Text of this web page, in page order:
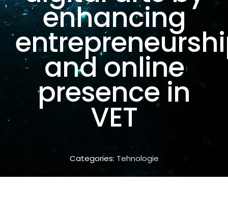
enhancing
and online
presence in
VET
Categories: Tehnologie